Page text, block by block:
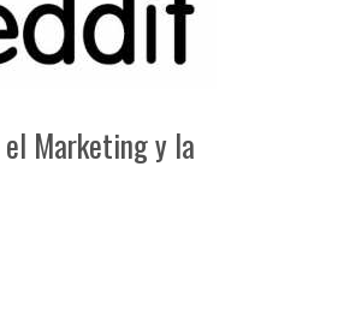
Marketing y la